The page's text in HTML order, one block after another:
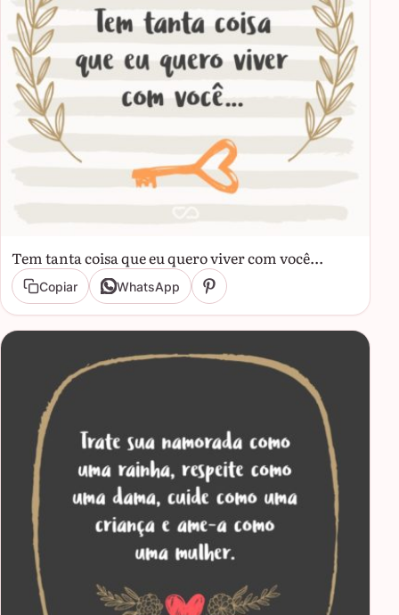
Tem tanta coisa que eu quero viver com você...
Copiar WhatsApp